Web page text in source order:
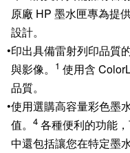
原廠 HP 墨水匣專為提
設計。
•印出具備雷射列印品質
與影像。
1 使用含
品質。
•使用選購高容量彩色墨
值。 4 各種便利的功能
中還包括讓您在特定墨